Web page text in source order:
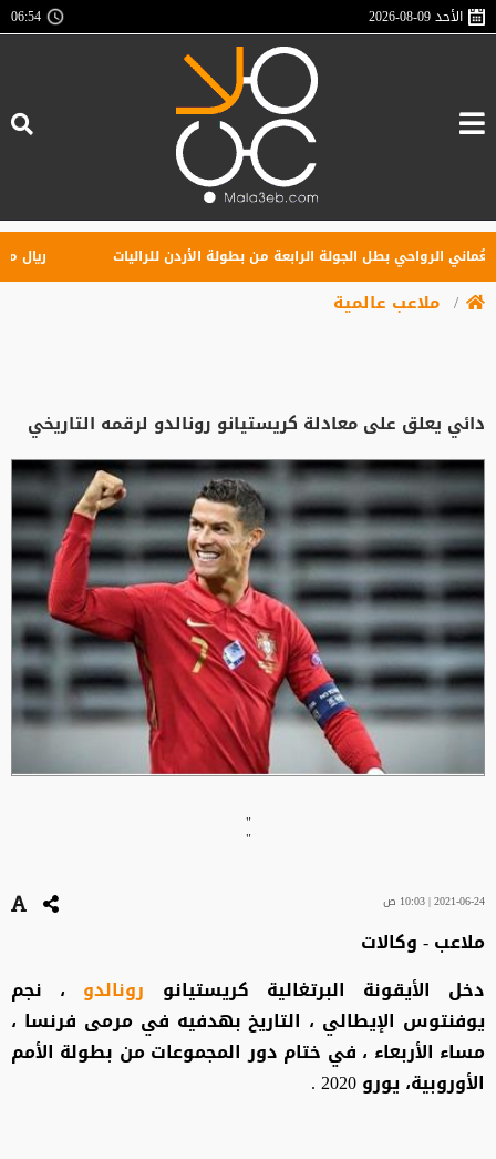
الأحد2026-08-09
06:54
الرواحي بطل الجولة الرابعة من بطولة الأردن للراليات ريال
ملاعب عالمية
دائي يعلق على معادلة كريستيانو رونالدو لرقمه التاريخي
"
"
2021-06-24 | 10:03 ص
ملاعب - وكالات
دخل الأيقونة البرتغالية كريستيانو رونالدو ، نجم
يوفنتوس الإيطالي ، التاريخ بهدفيه في مرمى فرنسا ،
مساء الأربعاء ، في ختام دور المجموعات من بطولة الأمم
الأوروبية، يورو 2020 .